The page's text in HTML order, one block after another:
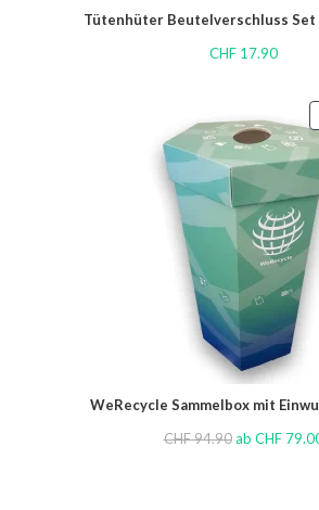
Tütenhüter Beutelverschluss Set
CHF17.90
WeRecycle Sammelbox mit
CHF94.90 ab CHF